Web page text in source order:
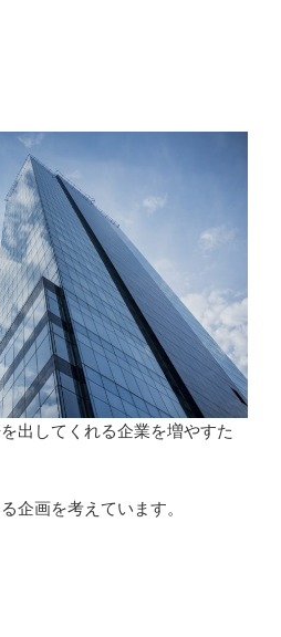
出してくれる企業を増やすた
企画を考えています。